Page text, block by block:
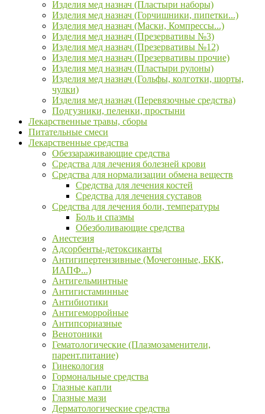
Изделия мед назнач (Пластыри наборы)
Изделия мед назнач (Горчишники, пипетки...)
Изделия мед назнач (Маски, Компрессы...)
Изделия мед назнач (Презервативы №3)
Изделия мед назнач (Презервативы №12)
Изделия мед назнач (Презервативы прочие)
Изделия мед назнач (Пластыри рулоны)
Изделия мед назнач (Гольфы, колготки, шорты,
чулки)
Изделия мед назнач (Перевязочные средства)
Подгузники, пеленки, простыни
Лекарственные травы, сборы
Питательные смеси
Лекарственные средства
Обеззараживающие средства
Средства для лечения болезней крови
Средства для нормализации обмена веществ
Средства для лечения костей
Средства для лечения суставов
Средства для лечения боли, температуры
Боль и спазмы
Обезболивающие средства
Анестезия
Адсорбенты-детоксиканты
Антигипертензивные (Мочегонные, БКК,
ИАПФ...)
Антигельминтные
Антигистаминные
Антибиотики
Антигеморройные
Антипсориазные
Венотоники
Гематологические (Плазмозаменители,
парент.питание)
Гинекология
Гормональные средства
Глазные капли
Глазные мази
Дерматологические средства